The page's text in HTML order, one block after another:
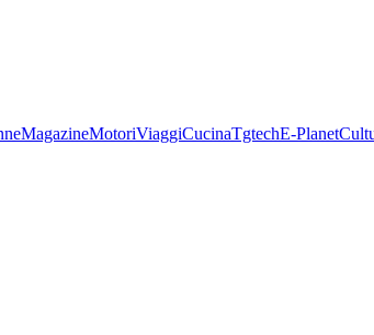
MagazineMotoriViaggiCucinaTgtechE-Planet